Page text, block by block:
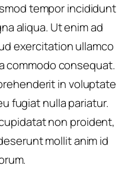
tempor incididunt
aliqua. Ut enim ad
exercitation ullamco
commodo consequat.
in voluptate
fugiat nulla pariatur.
non proident,
mollit anim id